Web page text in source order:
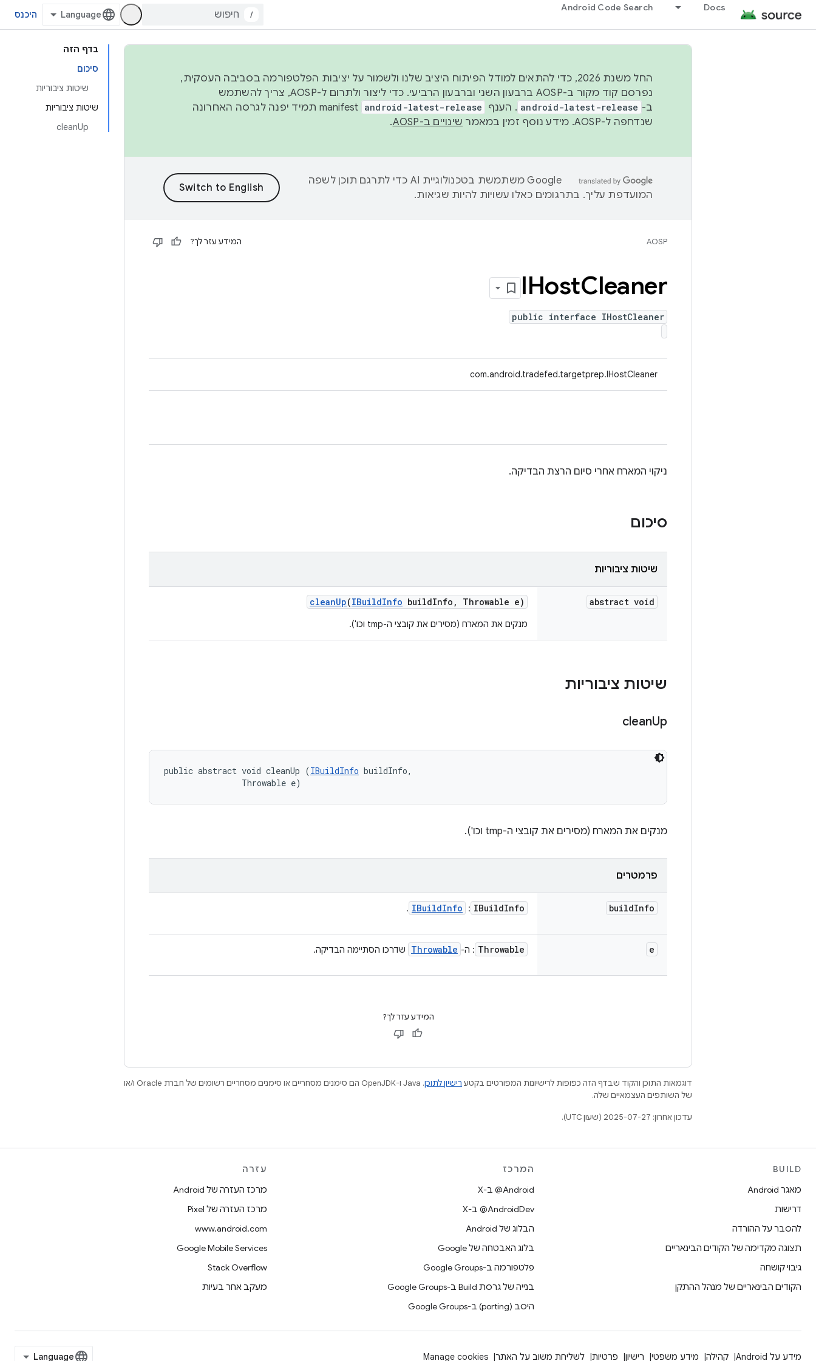
Docs
Android Code Search
/ היכנס
בדף הזה
סיכום
שיטות ציבוריות
שיטות ציבוריות
cleanUp
החל משנת 2026, כדי להתאים למודל הפיתוח היציב שלנו ולשמור על יציבות הפלטפורמה בסביבה העסקית,
נפרסם קוד מקור ב-AOSP ברבעון השני וברבעון הרביעי. כדי ליצור ולתרום ל-AOSP, צריך להשתמש
ב- android-latest-release . הענף android-latest-release
manifest תמיד יפנה לגרסה האחרונה
שנדחפה ל-AOSP. מידע נוסף זמין במאמר
שינויים ב-AOSP .
‫Google משתמשת בטכנולוגיית AI כדי לתרגם תוכן לשפה
המועדפת עליך. בתרגומים כאלו עשויות להיות שגיאות.
AOSP המידע עזר לך?
IHostCleaner
public interface IHostCleaner
com.android.tradefed.targetprep.IHostCleaner
ניקוי המארח אחרי סיום הרצת הבדיקה.
סיכום
שיטות ציבוריות
abstract void
cleanUp(IBuildInfo buildInfo , Throwable e)
מנקים את המארח (מסירים את קובצי ה-tmp וכו').
שיטות ציבוריות
cleanUp
public abstract void cleanUp (IBuildInfo buildInfo,
                Throwable e)
מנקים את המארח (מסירים את קובצי ה-tmp וכו').
פרמטרים
buildInfo
IBuildInfo
:‏
IBuildInfo
.
e
Throwable : ה- Throwable שדרכו הסתיימה הבדיקה.
המידע עזר לך?
דוגמאות התוכן והקוד שבדף הזה כפופות לרישיונות המפורטים בקטע רישיון לתוכן
.‏ Java ו-OpenJDK הם סימנים מסחריים או סימנים מסחריים רשומים של חברת Oracle ו/או
של השותפים העצמאיים שלה.
עדכון אחרון: 2025-07-27 (שעון UTC).
BUILD
מאגר Android
דרישות
להסבר על ההורדה
תצוגה מקדימה של הקודים הבינאריים
גיבוי קושחה
הקודים הבינאריים של מנהל ההתקן
המרכז
‫‎@Android ב-X
‫‎@AndroidDev ב-X
הבלוג של Android
בלוג האבטחה של Google
פלטפורמה ב-Google Groups
בנייה של גרסת Build ב-Google Groups
היסב (porting) ב-Google Groups
עזרה
מרכז העזרה של Android
מרכז העזרה של Pixel
www.android.com
Google Mobile Services
Stack Overflow
מעקב אחר בעיות
מידע על Android קהילה מידע משפטי רישיון פרטיות לשליחת משוב על האתר Manage cookies